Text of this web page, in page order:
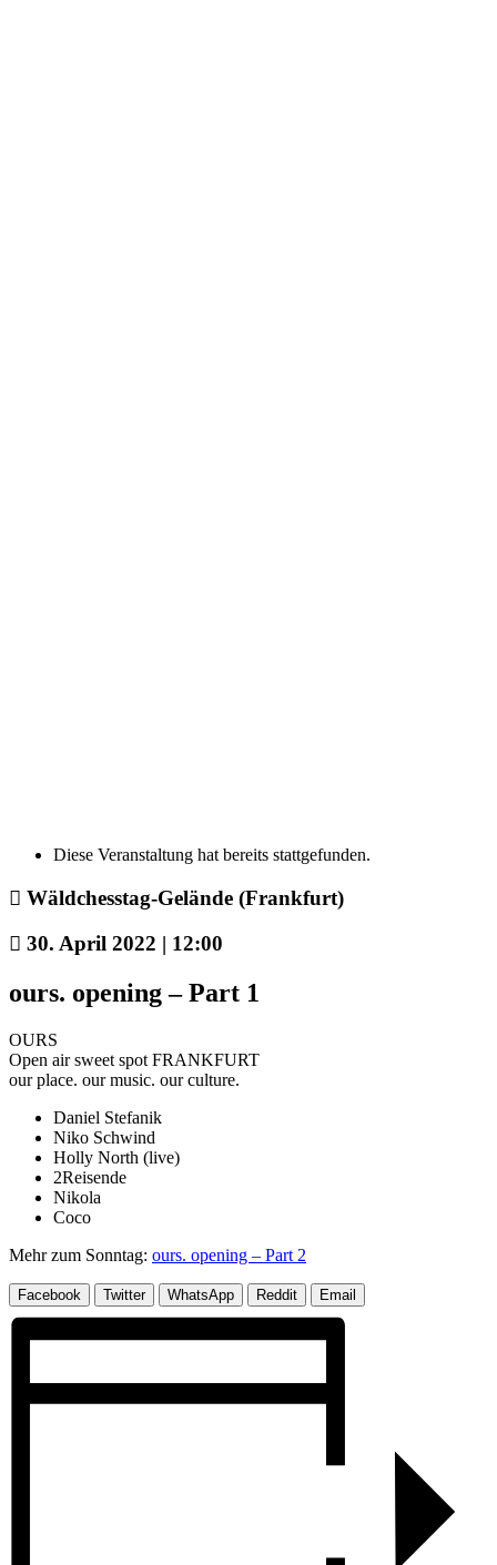
Diese Veranstaltung hat bereits stattgefunden.
Wäldchesstag-Gelände (Frankfurt)
30. April 2022 | 12:00
ours. opening – Part 1
OURS
Open air sweet spot FRANKFURT
our place. our music. our culture.
Daniel Stefanik
Niko Schwind
Holly North (live)
2Reisende
Nikola
Coco
Mehr zum Sonntag: ours. opening – Part 2
Facebook Twitter WhatsApp Reddit Email